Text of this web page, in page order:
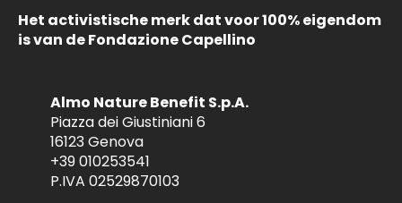
Het activistische merk dat voor 100% eigendom
is van de Fondazione Capellino
Almo Nature Benefit S.p.A.
Piazza dei Giustiniani 6
16123 Genova
+39 010253541
P.IVA 02529870103